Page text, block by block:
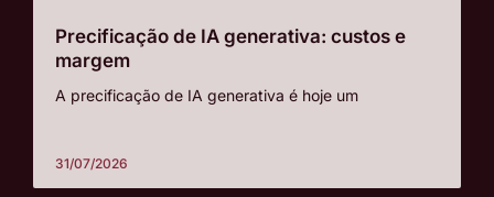
Precificação de IA generativa: custos e
margem
A precificação de IA generativa é hoje um
31/07/2026